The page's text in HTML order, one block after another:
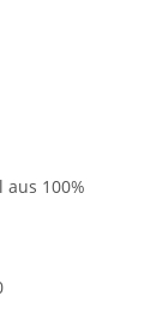
100%